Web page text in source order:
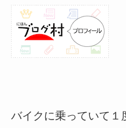
バイクに乗っていて１